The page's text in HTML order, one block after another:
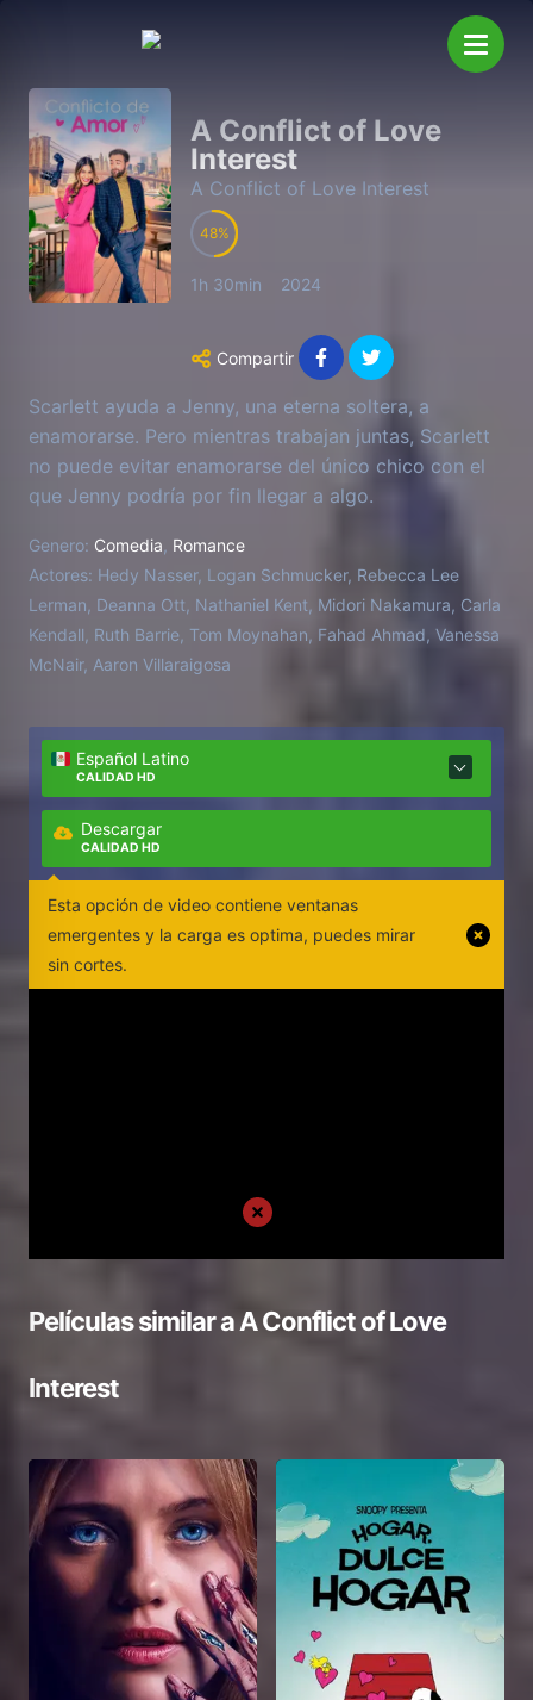
A Conflict of Love
Interest
A Conflict of Love Interest
48
1h 30min 2024
Compartir
Scarlett ayuda a Jenny, una eterna soltera, a
enamorarse. Pero mientras trabajan juntas, Scarlett
no puede evitar enamorarse del único chico con el
que Jenny podría por fin llegar a algo.
Genero: Comedia Romance
Actores: Hedy Nasser, Logan Schmucker, Rebecca Lee
Lerman, Deanna Ott, Nathaniel Kent, Midori Nakamura, Carla
Kendall, Ruth Barrie, Tom Moynahan, Fahad Ahmad, Vanessa
McNair, Aaron Villaraigosa
Español Latino
CALIDAD HD
Descargar
CALIDAD HD
Esta opción de video contiene ventanas
emergentes y la carga es optima, puedes mirar
sin cortes.
Películas similar aA Conflict of Love
Interest